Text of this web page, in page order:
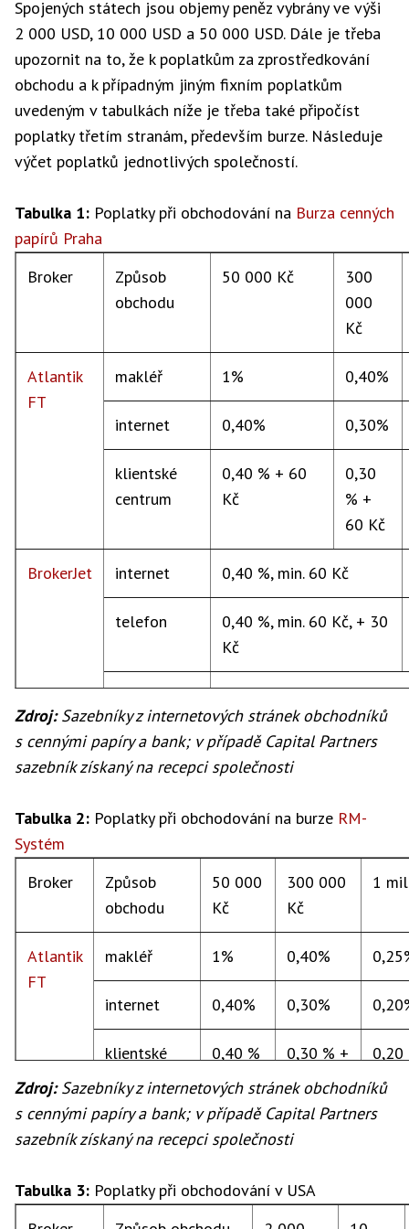
Spojených státech jsou objemy peněz vybrány ve výši
2 000 USD, 10 000 USD a 50 000 USD. Dále je třeba
upozornit na to, že k poplatkům za zprostředkování
obchodu a k případným jiným fixním poplatkům
uvedeným v tabulkách níže je třeba také připočíst
poplatky třetím stranám, především burze. Následuje
výčet poplatků jednotlivých společností.
Tabulka 1: Poplatky při obchodování na Burza cenných
papírů Praha
Broker
Způsob
obchodu
50 000 Kč
300
000
Kč
Atlantik
FT
makléř 1% 0,40%
internet 0,40% 0,30%
klientské
centrum
0,40 % + 60
Kč
0,30
% +
60 Kč
BrokerJet internet 0,40 %, min. 60 Kč
telefon
0,40 %, min. 60 Kč, + 30
Kč
1 lot -
internet
1 290 Kč
1 lot -
1 440 Kč
Capital Partners
Cyrrus 0,90 %, min. 500 Kč
pokyn
100 Kč
1 lot -
elektronicky
0,10 %, min. 250 Kč, max.
1 lot -
0,20 %, min. 500 Kč, max.
Global Brokers 0,90% 0,80%
Zdroj: Sazebníky z internetových stránek obchodníků
s cennými papíry a bank; v případě Capital Partners
sazebník získaný na recepci společnosti
Tabulka 2: Poplatky při obchodování na burze RM-
Systém
Broker
Způsob
obchodu
50 000
Kč
300 000
Kč
1
Atlantik
FT
makléř 1% 0,40%
internet 0,40% 0,30%
klientské
centrum
0,40 %
+ 60
Kč
0,30 % +
60 Kč
0,20
Capital Partners 2,00 % + 100 Kč
Cyrrus 0,90 %, min. 500 Kč
Zdroj: Sazebníky z internetových stránek obchodníků
s cennými papíry a bank; v případě Capital Partners
sazebník získaný na recepci společnosti
Tabulka 3: Poplatky při obchodování v USA